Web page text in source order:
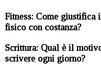
Fitness: Come giustifica
fisico con costanza?
Scrittura: Qual è il
scrivere ogni giorno?